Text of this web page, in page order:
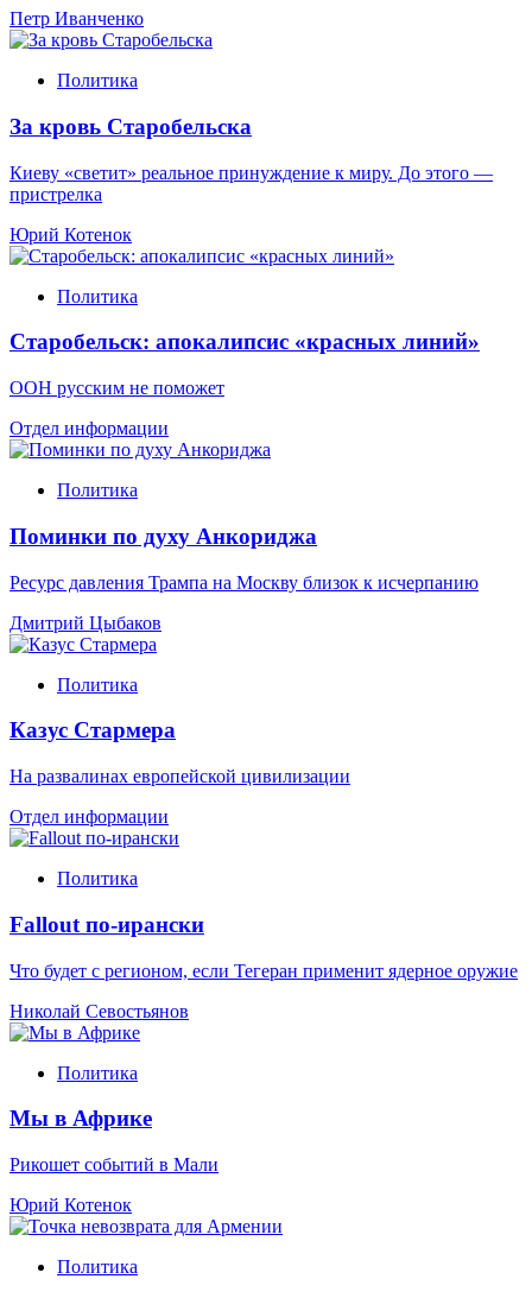
Петр Иванченко
Политика
За кровь Старобельска
Киеву «светит» реальное принуждение к миру. До этого —
пристрелка
Юрий Котенок
Политика
Старобельск: апокалипсис «красных линий»
ООН русским не поможет
Отдел информации
Политика
Поминки по духу Анкориджа
Ресурс давления Трампа на Москву близок к исчерпанию
Дмитрий Цыбаков
Политика
Казус Стармера
На развалинах европейской цивилизации
Отдел информации
Политика
Fallout по-ирански
Что будет с регионом, если Тегеран применит ядерное оружие
Николай Севостьянов
Политика
Мы в Африке
Рикошет событий в Мали
Юрий Котенок
Политика